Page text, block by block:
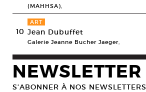
(MAHHSA),
10
ART
Jean Dubuffet
Galerie Jeanne Bucher Jaeger,
NEWSLETTER
S’ABONNER À NOS NEWSLETTERS